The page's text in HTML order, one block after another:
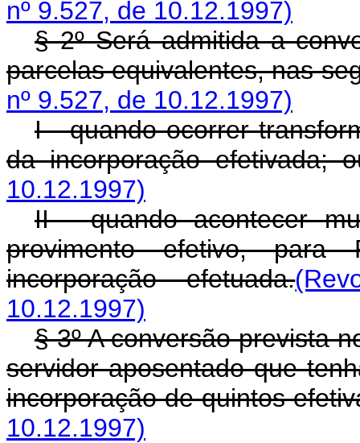
nº 9.527, de 10.12.1997)
§ 2º Será admitida a
parcelas equivalentes, nas
nº 9.527, de 10.12.1997)
I - quando ocorrer
da incorporação efetivada;
10.12.1997)
II - quando acontecer
provimento efetivo,
incorporação efetuada.
10.12.1997)
§ 3º A conversão prevista
servidor aposentado que
incorporação de quintos
10.12.1997)